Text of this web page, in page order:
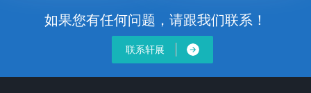
如果您有任何问题，请跟我们联系！
联系轩展